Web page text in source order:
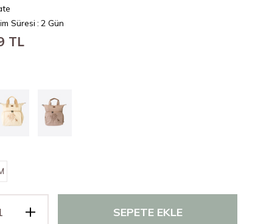
Süresi : 2 Gün
TL